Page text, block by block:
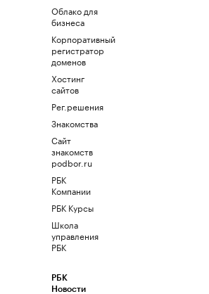
Облако для
бизнеса
Корпоративный
регистратор
доменов
Хостинг
сайтов
Рег.решения
Знакомства
Сайт
знакомств
podbor.ru
РБК
Компании
РБК Курсы
Школа
управления
РБК
РБК
Новости